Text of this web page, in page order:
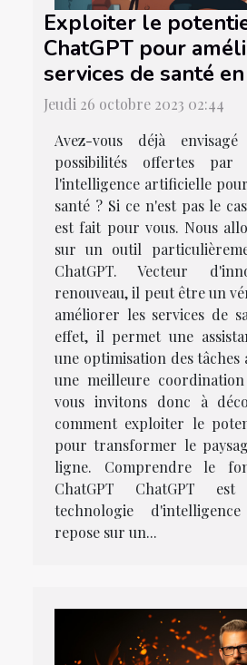
Exploiter le
ChatGPT pour
services de santé
Jeudi 26 octobre 2023 02:44
Avez-vous déjà
possibilités offertes
l'intelligence artificielle
santé ? Si ce n'est pas le
est fait pour vous. Nous
sur un outil
ChatGPT. Vecteur
renouveau, il peut être un
améliorer les services de
effet, il permet une
une optimisation des
une meilleure
vous invitons donc à
comment exploiter le
pour transformer le
ligne. Comprendre le
ChatGPT ChatGPT
technologie
repose sur un...